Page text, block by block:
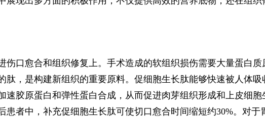
伤口愈合和组织修复上。手术造成的软组织损伤需要大量蛋白质
肽，是构建新组织的重要原料。促细胞生长肽能够快速被人体吸
速胶原蛋白和弹性蛋白合成，从而促进肉芽组织形成和上皮细胞
患者中，补充促细胞生长肽可使切口愈合时间缩短约30%。对于